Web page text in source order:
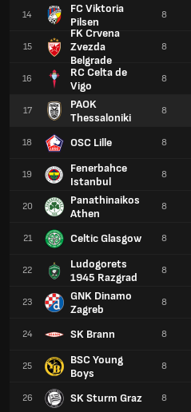
14
FC Viktoria
Pilsen
15
FK Crvena
Zvezda
Belgrade
16
RC Celta de
Vigo
17
PAOK
Thessaloniki
18 OSC Lille
19
Fenerbahce
Istanbul
20
Panathinaikos
Athen
21 Celtic Glasgow
22
Ludogorets
1945 Razgrad
23
GNK Dinamo
Zagreb
24 SK Brann
25
BSC Young
Boys
26 SK Sturm Graz
8
8
8
8
8
8
8
8
8
8
8
8
8